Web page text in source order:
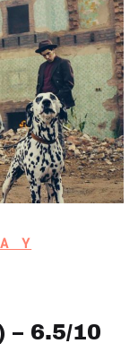
Y
– 6.5/10